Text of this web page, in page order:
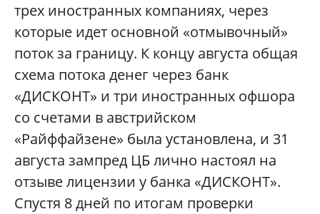
трех иностранных компаниях, через
которые идет основной «отмывочный»
поток за границу. К концу августа общая
схема потока денег через банк
«ДИСКОНТ» и три иностранных офшора
со счетами в австрийском
«Райффайзене» была установлена, и 31
августа зампред ЦБ лично настоял на
отзыве лицензии у банка «ДИСКОНТ».
Спустя 8 дней по итогам проверки